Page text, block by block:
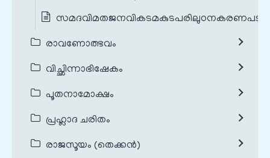
സമദവിമതജനവികടമകുടപരിലുഠനകരണപടു
രാവണോത്ഭവം
വിച്ഛിന്നാഭിഷേകം
പൂതനാമോക്ഷം
പ്രഹ്ലാദ ചരിതം
രാജസൂയം (തെക്കൻ)